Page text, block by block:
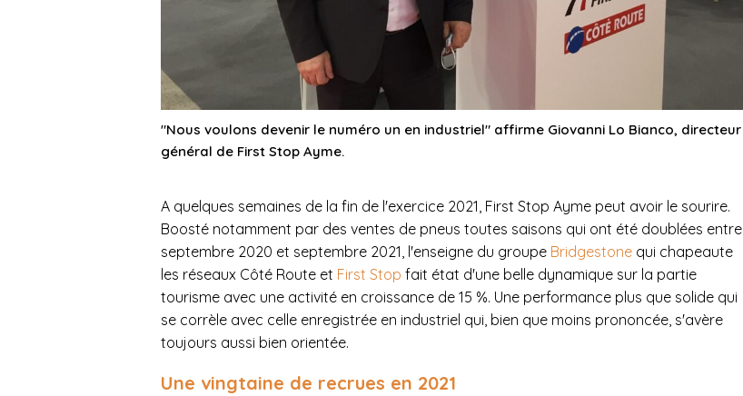
"Nous voulons devenir le numéro un en industriel" affirme Giovanni Lo Bianco, directeur
général de First Stop Ayme.
A quelques semaines de la fin de l'exercice 2021, First Stop Ayme peut avoir le sourire.
Boosté notamment par des ventes de pneus toutes saisons qui ont été doublées entre
septembre 2020 et septembre 2021, l'enseigne du groupe Bridgestone qui chapeaute
les réseaux Côté Route et First Stop fait état d'une belle dynamique sur la partie
tourisme avec une activité en croissance de 15 %. Une performance plus que solide qui
se corrèle avec celle enregistrée en industriel qui, bien que moins prononcée, s'avère
toujours aussi bien orientée.
Une vingtaine de recrues en 2021